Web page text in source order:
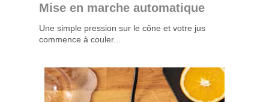
Mise en marche automatique
Une simple pression sur le cône et votre jus
commence à couler...